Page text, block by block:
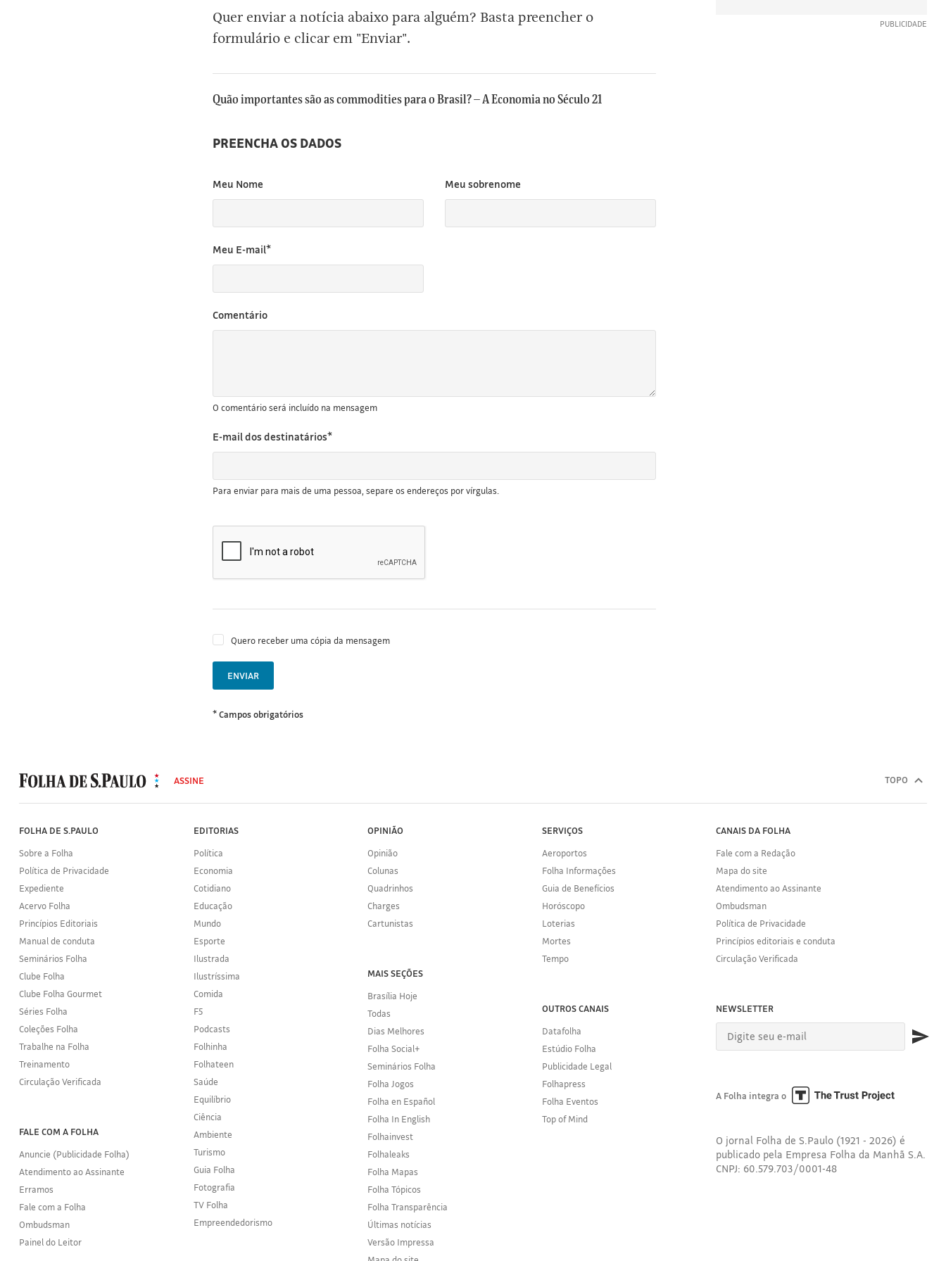
Quer enviar a notícia abaixo para alguém? Basta preencher o
formulário e clicar em "Enviar".
Quão importantes são as commodities para o Brasil? – A Economia no Século 21
PREENCHA OS DADOS
Meu Nome Meu sobrenome
Meu E-mail*
Comentário
O comentário será incluído na mensagem
E-mail dos destinatários*
Para enviar para mais de uma pessoa, separe os endereços por vírgulas.
Quero receber uma cópia da mensagem
ENVIAR
* Campos obrigatórios
Folha
de
S.Paulo
ASSINE TOPO
FOLHA DE S.PAULO
Sobre a Folha
Política de Privacidade
Expediente
Acervo Folha
Princípios Editoriais
Manual de conduta
Seminários Folha
Clube Folha
Clube Folha Gourmet
Séries Folha
Coleções Folha
Trabalhe na Folha
Treinamento
Circulação Verificada
FALE COM A FOLHA
Anuncie (Publicidade Folha)
Atendimento ao Assinante
Erramos
Fale com a Folha
Ombudsman
Painel do Leitor
EDITORIAS
Política
Economia
Cotidiano
Educação
Mundo
Esporte
Ilustrada
Ilustríssima
Comida
F5
Podcasts
Folhinha
Folhateen
Saúde
Equilíbrio
Ciência
Ambiente
Turismo
Guia Folha
Fotografia
TV Folha
Empreendedorismo
OPINIÃO
Opinião
Colunas
Quadrinhos
Charges
Cartunistas
MAIS SEÇÕES
Brasília Hoje
Todas
Dias Melhores
Folha Social+
Seminários Folha
Folha Jogos
Folha en Español
Folha In English
Folhainvest
Folhaleaks
Folha Mapas
Folha Tópicos
Folha Transparência
Últimas notícias
Versão Impressa
SERVIÇOS
Aeroportos
Folha Informações
Guia de Benefícios
Horóscopo
Loterias
Mortes
Tempo
OUTROS CANAIS
Datafolha
Estúdio Folha
Publicidade Legal
Folhapress
Folha Eventos
Top of Mind
CANAIS DA FOLHA
Fale com a Redação
Mapa do site
Atendimento ao Assinante
Ombudsman
Política de Privacidade
Princípios editoriais e conduta
Circulação Verificada
NEWSLETTER
A Folha integra o
O jornal Folha de S.Paulo (1921 - 2026) é
publicado pela Empresa Folha da Manhã S.A.
CNPJ: 60.579.703/0001-48